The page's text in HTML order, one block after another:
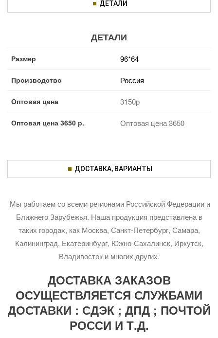
ДЕТАЛИ
ДЕТАЛИ
Размер 96*64
Производство Россия
Оптовая цена 3150р
Оптовая цена 3650 р. Оптовая цена 3650
ДОСТАВКА, ВАРИАНТЫ
Мы работаем со всеми регионами Российской Федерации и
Ближнего Зарубежья. Наша продукция представлена в
таких городах, как Москва, Санкт-Петербург, Самара,
Калининград, Екатеринбург, Южно-Сахалинск, Иркутск,
Владивосток и многих других.
ДОСТАВКА ЗАКАЗОВ
ОСУЩЕСТВЛЯЕТСЯ СЛУЖБАМИ
ДОСТАВКИ : СДЭК ; ДПД ; ПОЧТОЙ
РОССИ И Т.Д.